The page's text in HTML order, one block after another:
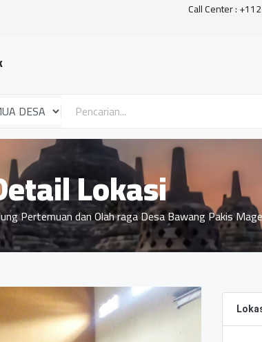
Call Center : +112
Lokasi
Pertemuan dan Olah raga Desa Bawang Pakis